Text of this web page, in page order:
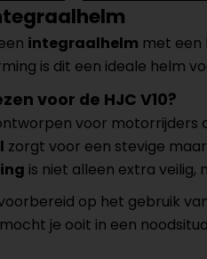
integraalhelm met een
is dit een ideale helm
voor de HJC V10?
voor motorrijders
zorgt voor een stevige
is niet alleen extra
voorbereid op het gebruik
mocht je ooit in een